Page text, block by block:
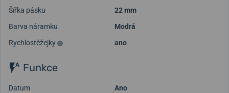
Šířka pásku
22 mm
Barva náramku
Modrá
Rychlostěžejky
ano
Funkce
Datum
Ano